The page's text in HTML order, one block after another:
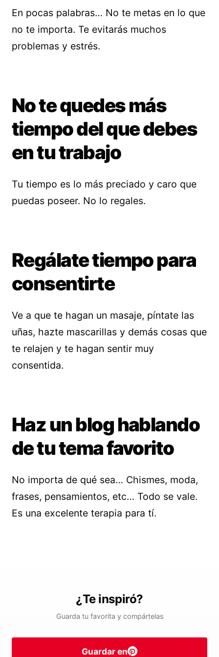
En pocas palabras… No te metas en lo que
no te importa. Te evitarás muchos
problemas y estrés.
No te quedes más
tiempo del que debes
en tu trabajo
Tu tiempo es lo más preciado y caro que
puedas poseer. No lo regales.
Regálate tiempo para
consentirte
Ve a que te hagan un masaje, píntate las
uñas, hazte mascarillas y demás cosas que
te relajen y te hagan sentir muy
consentida.
Haz un blog hablando
de tu tema favorito
No importa de qué sea… Chismes, moda,
frases, pensamientos, etc… Todo se vale.
Es una excelente terapia para tí.
¿Te inspiró?
Guarda tu favorita y compártelas
Guardar en